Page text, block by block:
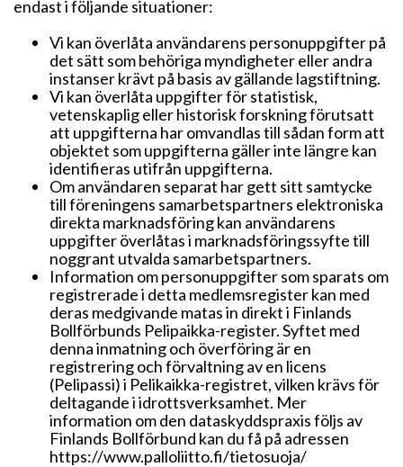
endast i följande situationer:
Vi kan överlåta användarens personuppgifter på
det sätt som behöriga myndigheter eller andra
instanser krävt på basis av gällande lagstiftning.
Vi kan överlåta uppgifter för statistisk,
vetenskaplig eller historisk forskning förutsatt
att uppgifterna har omvandlas till sådan form att
objektet som uppgifterna gäller inte längre kan
identifieras utifrån uppgifterna.
Om användaren separat har gett sitt samtycke
till föreningens samarbetspartners elektroniska
direkta marknadsföring kan användarens
uppgifter överlåtas i marknadsföringssyfte till
noggrant utvalda samarbetspartners.
Information om personuppgifter som sparats om
registrerade i detta medlemsregister kan med
deras medgivande matas in direkt i Finlands
Bollförbunds Pelipaikka-register. Syftet med
denna inmatning och överföring är en
registrering och förvaltning av en licens
(Pelipassi) i Pelikaikka-registret, vilken krävs för
deltagande i idrottsverksamhet. Mer
information om den dataskyddspraxis följs av
Finlands Bollförbund kan du få på adressen
https://www.palloliitto.fi/tietosuoja/